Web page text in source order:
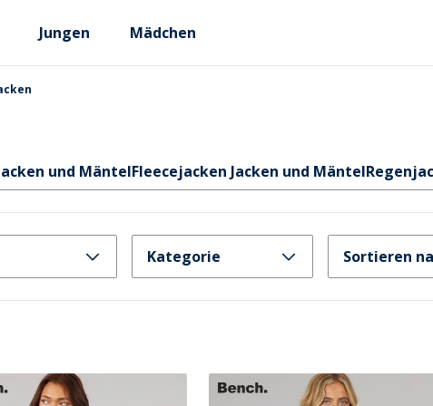
Jungen Mädchen
und MäntelFleecejacken Jacken und Mäntel
Kategorie Sortieren